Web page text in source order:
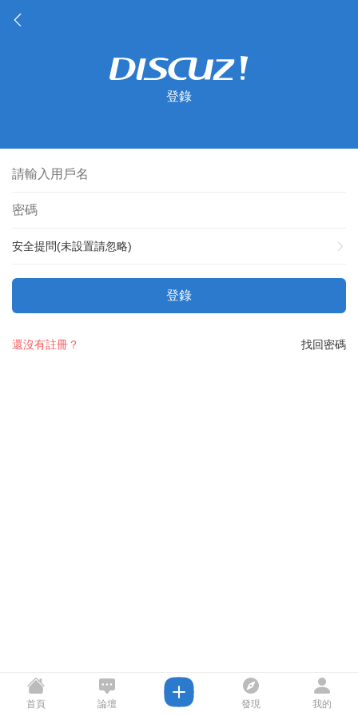
登錄
安全提問(未設置請忽略)
登錄
找回密碼
還沒有註冊？
首頁 論壇 發現 我的